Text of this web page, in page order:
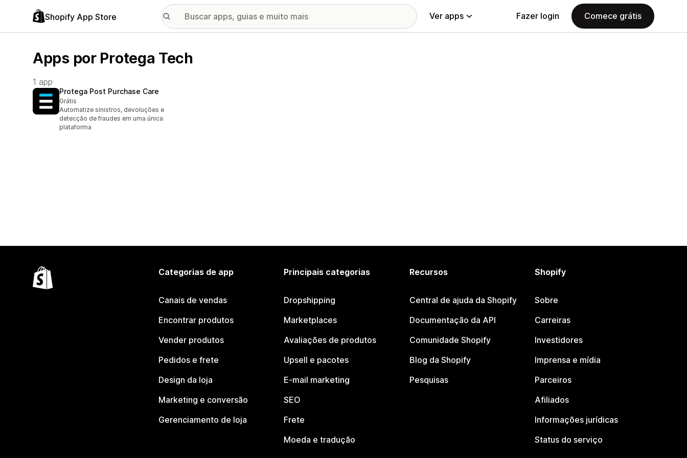
Shopify App Store Ver apps Fazer login Comece grátis
Apps por Protega Tech
1 app
Protega Post Purchase Care
Grátis
Automatize sinistros, devoluções e
detecção de fraudes em uma única
plataforma
Categorias de app
Canais de vendas
Encontrar produtos
Vender produtos
Pedidos e frete
Design da loja
Marketing e conversão
Gerenciamento de loja
Principais categorias
Dropshipping
Marketplaces
Avaliações de produtos
Upsell e pacotes
E-mail marketing
SEO
Frete
Moeda e tradução
Recursos
Central de ajuda da Shopify
Documentação da API
Comunidade Shopify
Blog da Shopify
Pesquisas
Shopify
Sobre
Carreiras
Investidores
Imprensa e mídia
Parceiros
Afiliados
Informações jurídicas
Status do serviço